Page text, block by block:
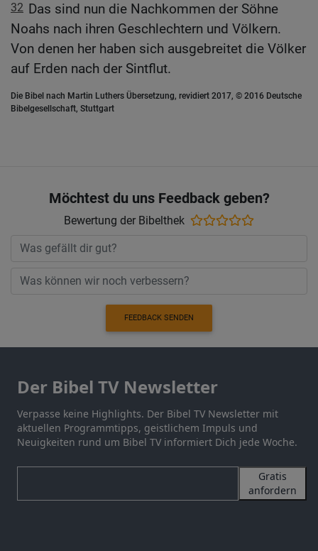
32 Das sind nun die Nachkommen der Söhne
Noahs nach ihren Geschlechtern und Völkern.
Von denen her haben sich ausgebreitet die Völker
auf Erden nach der Sintflut.
Die Bibel nach Martin Luthers Übersetzung, revidiert 2017, © 2016 Deutsche
Bibelgesellschaft, Stuttgart
Möchtest du uns Feedback geben?
Bewertung der Bibelthek
FEEDBACK SENDEN
Der Bibel TV Newsletter
Verpasse keine Highlights. Der Bibel TV Newsletter mit
aktuellen Programmtipps, geistlichem Impuls und
Neuigkeiten rund um Bibel TV informiert Dich jede Woche.
Gratis
anfordern